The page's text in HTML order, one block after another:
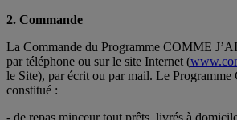
2. Commande
La Commande du Programme COMME
par téléphone ou sur le site Internet (
le Site), par écrit ou par mail. Le
constitué :
- de repas minceur tout prêts, livrés à